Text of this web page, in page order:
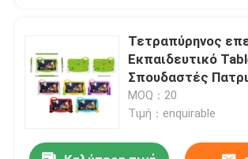
Τετραπύρηνος
Εκπαιδευτικό
Σπουδαστές
360-Πολιτική
MOQ：20
Τιμή：enquirable